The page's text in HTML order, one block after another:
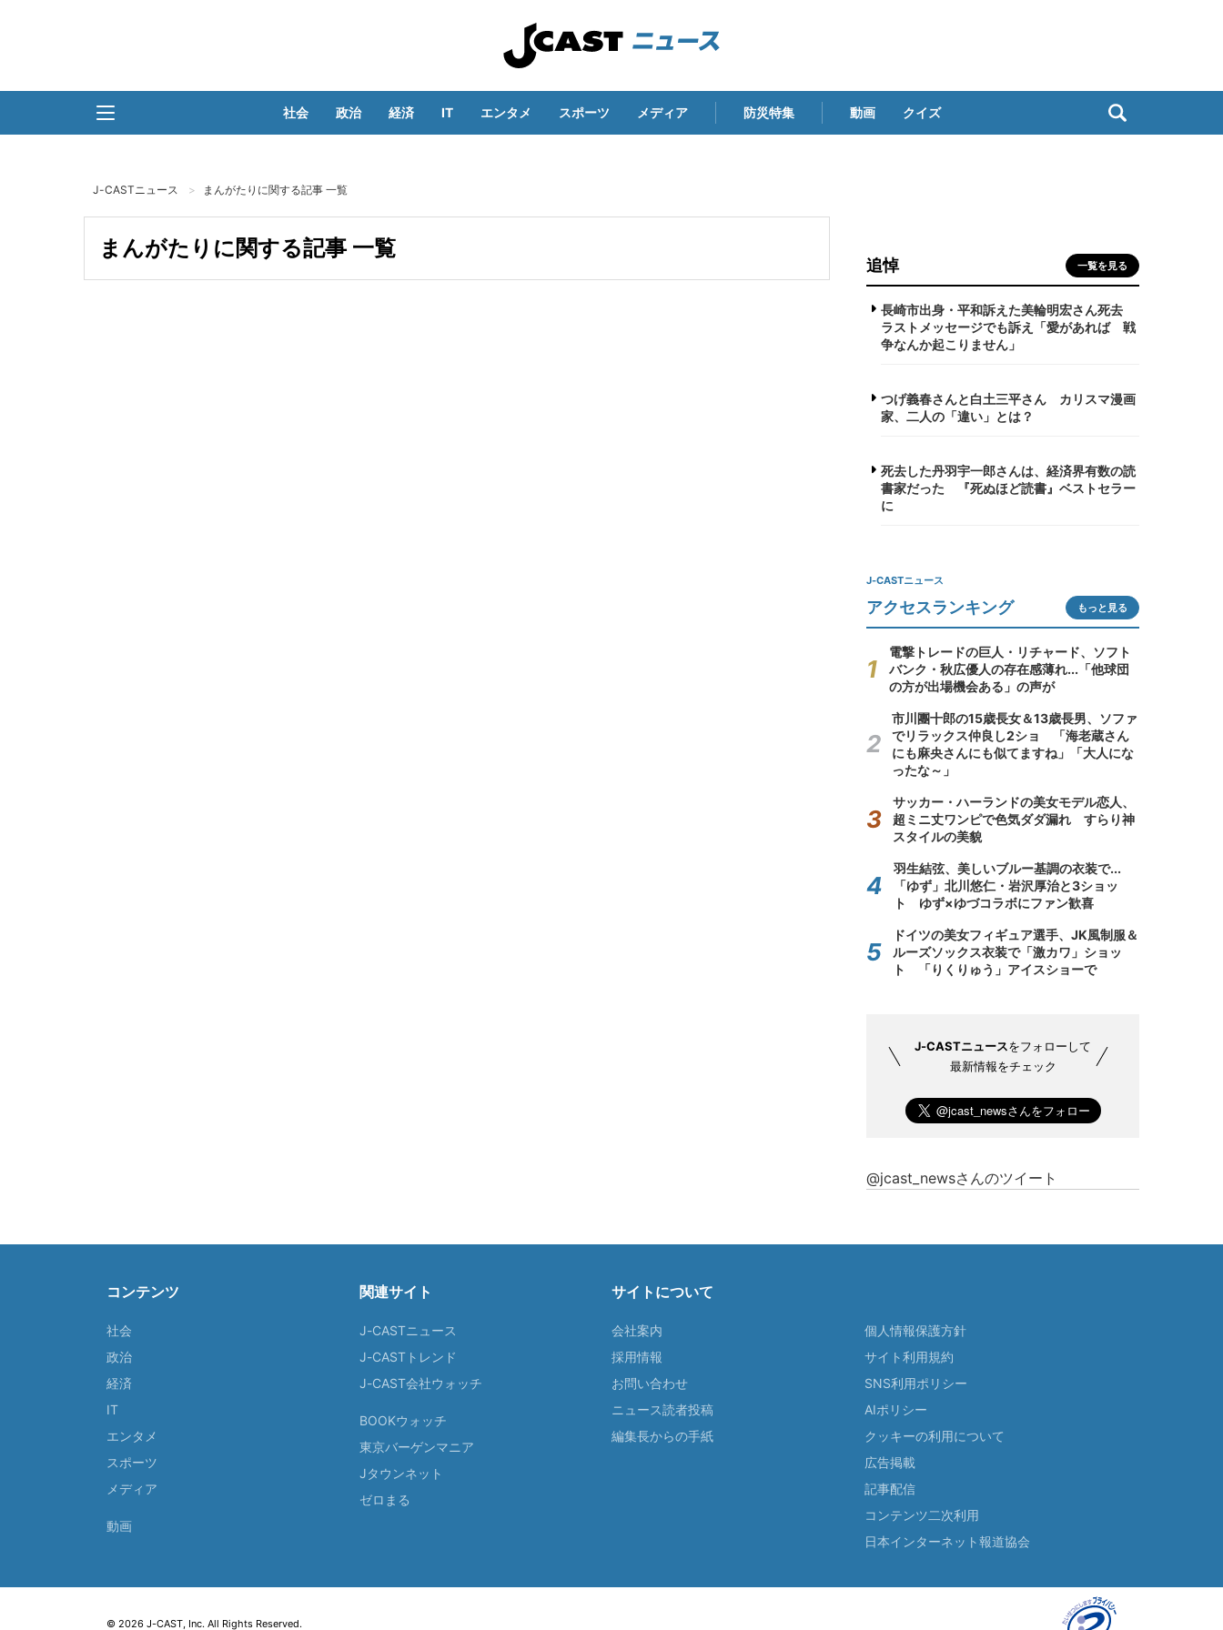
社会 政治 経済 IT エンタメ スポーツ メディア 防災特集 動画 クイズ
J-CASTニュース まんがたりに関する記事 一覧
まんがたりに関する記事 一覧
追悼 一覧を見る
長崎市出身・平和訴えた美輪明宏さん死去
ラストメッセージでも訴え「愛があれば 戦
争なんか起こりません」
つげ義春さんと白土三平さん カリスマ漫画
家、二人の「違い」とは？
死去した丹羽宇一郎さんは、経済界有数の読
書家だった 『死ぬほど読書』ベストセラー
に
J-CASTニュース
アクセスランキング もっと見る
電撃トレードの巨人・リチャード、ソフト
バンク・秋広優人の存在感薄れ...「他球団
の方が出場機会ある」の声が
市川團十郎の15歳長女＆13歳長男、ソファ
でリラックス仲良し2ショ 「海老蔵さん
にも麻央さんにも似てますね」「大人にな
ったな～」
サッカー・ハーランドの美女モデル恋人、
超ミニ丈ワンピで色気ダダ漏れ すらり神
スタイルの美貌
羽生結弦、美しいブルー基調の衣装で...
「ゆず」北川悠仁・岩沢厚治と3ショッ
ト ゆず×ゆづコラボにファン歓喜
ドイツの美女フィギュア選手、JK風制服＆
ルーズソックス衣装で「激カワ」ショッ
ト 「りくりゅう」アイスショーで
J-CASTニュースをフォローして
最新情報をチェック
@jcast_newsさんのツイート
コンテンツ
社会
政治
経済
IT
エンタメ
スポーツ
メディア
動画
関連サイト
J-CASTニュース
J-CASTトレンド
J-CAST会社ウォッチ
BOOKウォッチ
東京バーゲンマニア
Jタウンネット
ゼロまる
サイトについて
会社案内
採用情報
お問い合わせ
ニュース読者投稿
編集長からの手紙
個人情報保護方針
サイト利用規約
SNS利用ポリシー
AIポリシー
クッキーの利用について
広告掲載
記事配信
コンテンツ二次利用
日本インターネット報道協会
© 2026 J-CAST, Inc. All Rights Reserved.